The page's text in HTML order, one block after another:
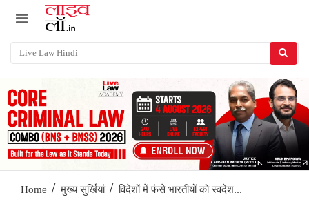
Home / मुख्य सुर्खियां / विदेशों में फंसे भारतीयों को स्वदेश...